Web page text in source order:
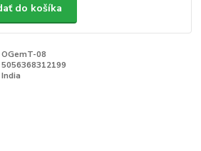
do košíka
OGemT-08
5056368312199
India